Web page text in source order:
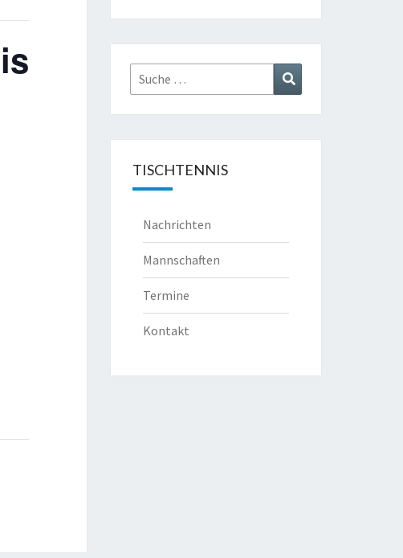
Suche
nach:
TISCHTENNIS
Nachrichten
Mannschaften
Termine
Kontakt